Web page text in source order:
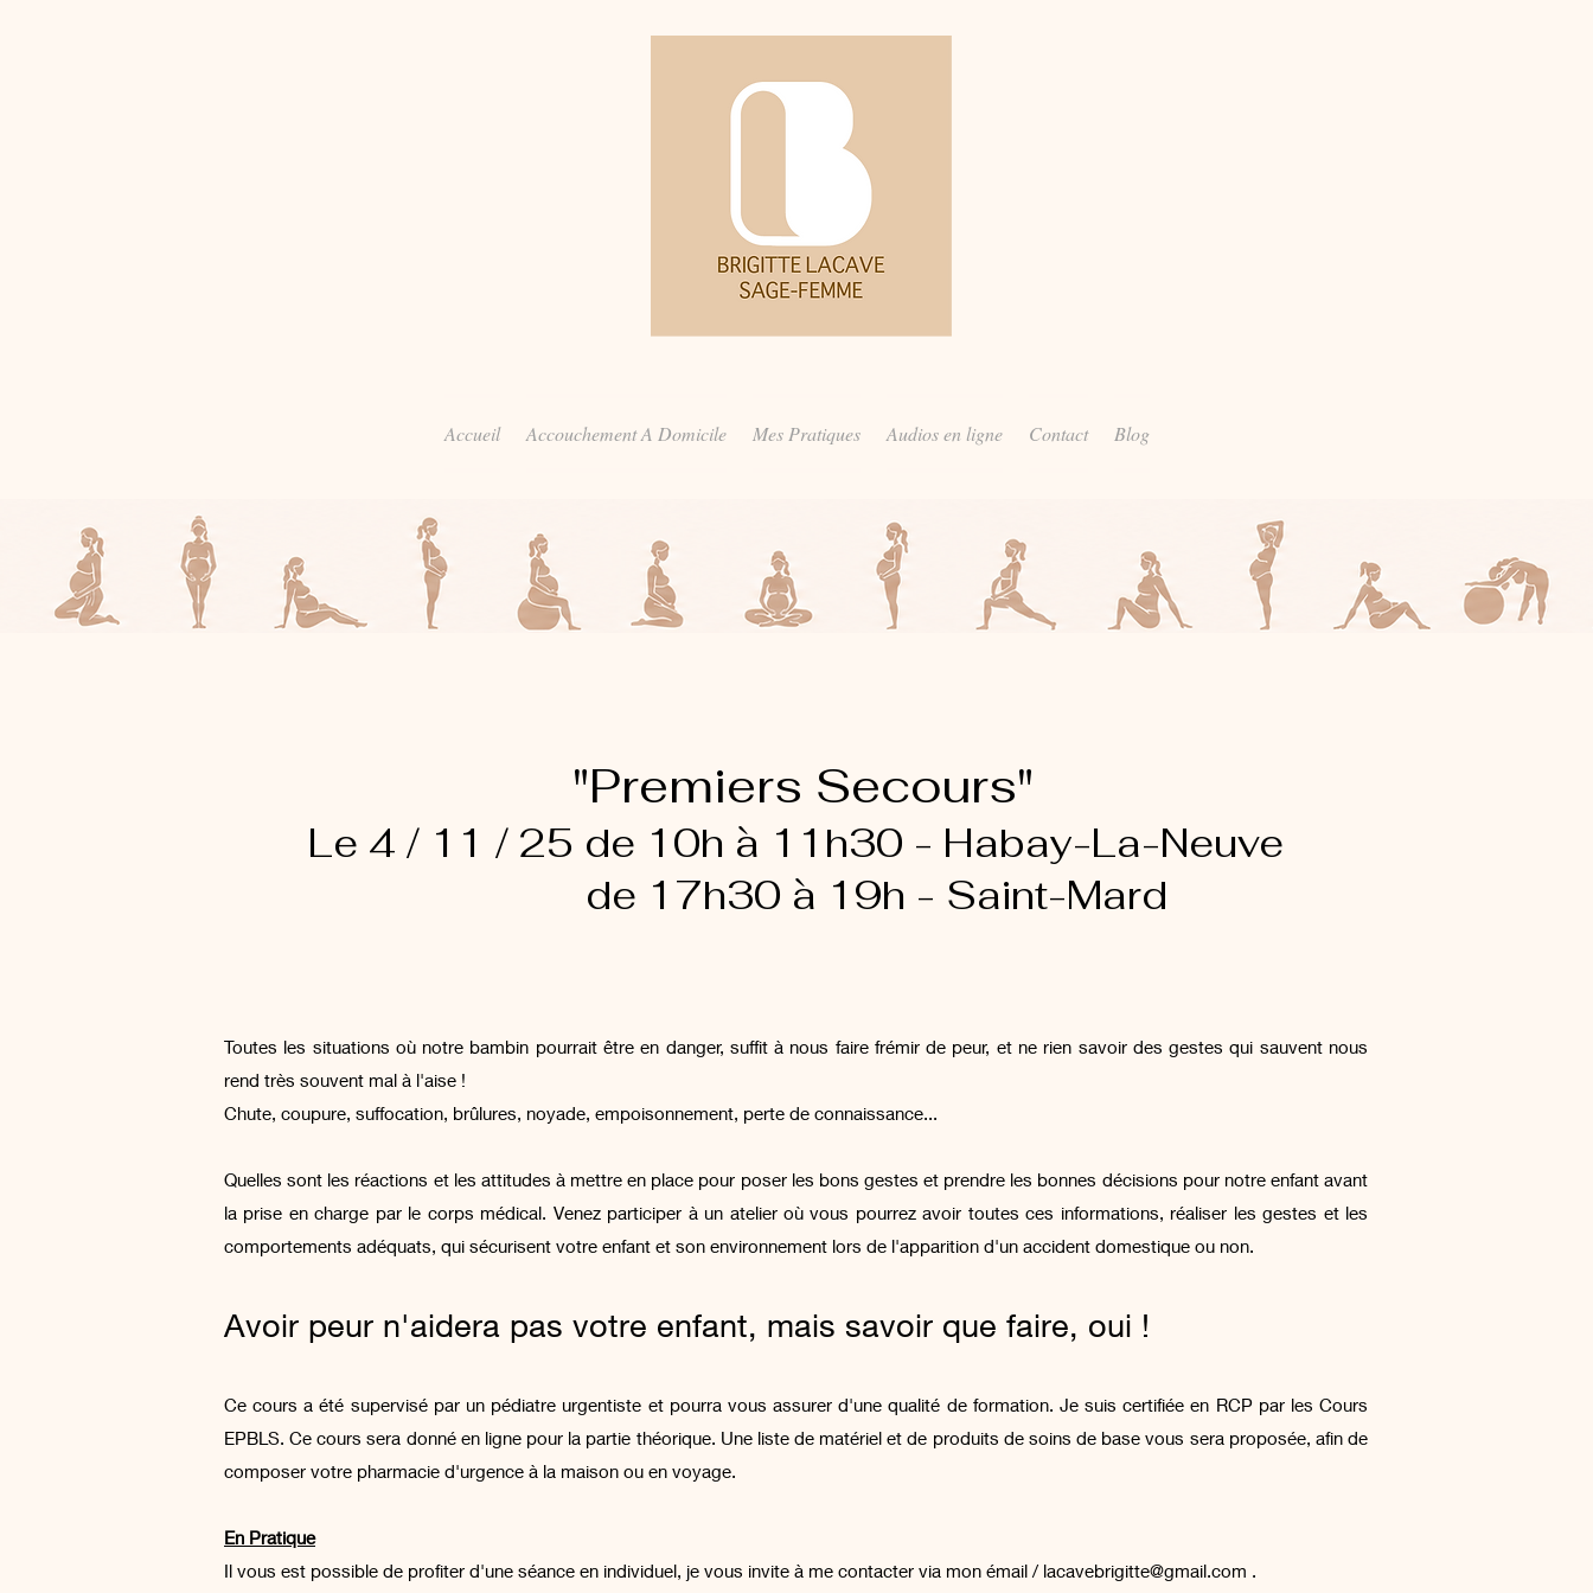
Accueil Accouchement A Domicile Mes Pratiques Audios en ligne Contact Blog
"Premiers Secours"
Le 4 / 11 / 25 de 10h à 11h30 - Habay-La-Neuve
de 17h30 à 19h - Saint-Mard
Toutes les situations où notre bambin pourrait être en danger, suffit à nous faire frémir de peur, et ne rien savoir des gestes qui sauvent nous
rend très souvent mal à l'aise !
Chute, coupure, suffocation, brûlures, noyade, empoisonnement, perte de connaissance...
Quelles sont les réactions et les attitudes à mettre en place pour poser les bons gestes et prendre les bonnes décisions pour notre enfant avant
la prise en charge par le corps médical. Venez participer à un atelier où vous pourrez avoir toutes ces informations, réaliser les gestes et les
comportements adéquats, qui sécurisent votre enfant et son environnement lors de l'apparition d'un accident domestique ou non.
Avoir peur n'aidera pas votre enfant, mais savoir que faire, oui !
Ce cours a été supervisé par un pédiatre urgentiste et pourra vous assurer d'une qualité de formation. Je suis certifiée en RCP par les Cours
EPBLS. Ce cours sera donné en ligne pour la partie théorique. Une liste de matériel et de produits de soins de base vous sera proposée, afin de
composer votre pharmacie d'urgence à la maison ou en voyage.
En Pratique
Il vous est possible de profiter d'une séance en individuel, je vous invite à me contacter via mon émail / lacavebrigitte@gmail.com .